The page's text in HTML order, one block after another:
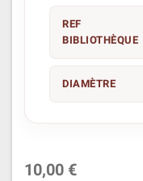
REF
BIBLIOTHÈQUE
DIAMÈTRE
10,00 €